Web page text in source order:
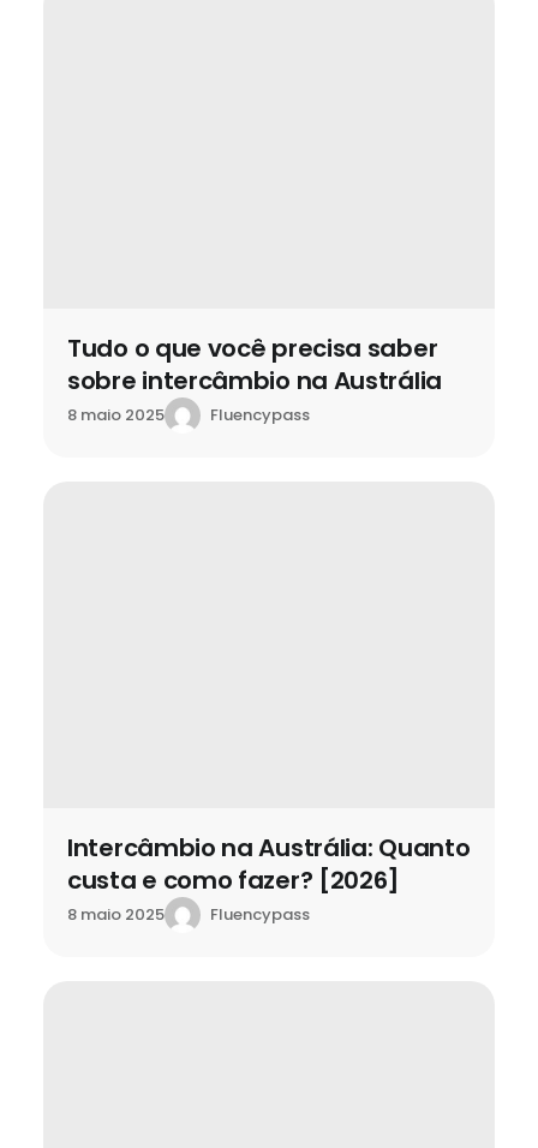
Tudo o que você precisa saber
sobre intercâmbio na Austrália
8 maio 2025 Fluencypass
Intercâmbio na Austrália: Quanto
custa e como fazer? [2026]
8 maio 2025 Fluencypass